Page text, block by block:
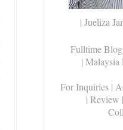
| Jueliza
Fulltime
|
For Inquiries |
| Review